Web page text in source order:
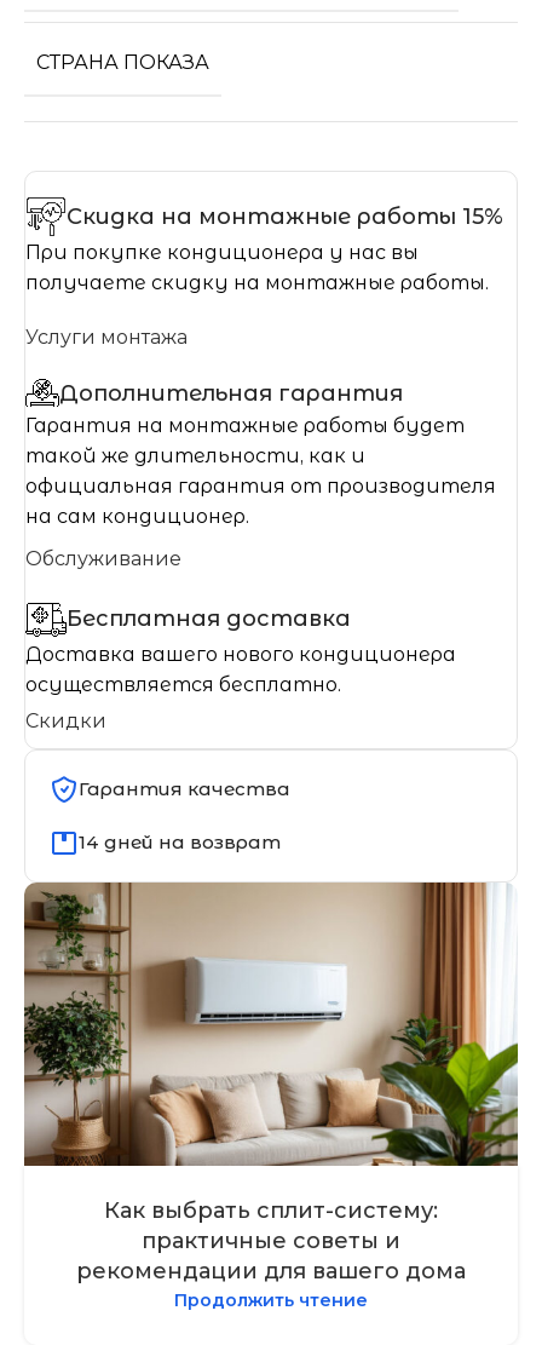
СТРАНА ПОКАЗА
Скидка на монтажные работы 15%
При покупке кондиционера у нас вы
получаете скидку на монтажные работы.
Услуги монтажа
Дополнительная гарантия
Гарантия на монтажные работы будет
такой же длительности, как и
официальная гарантия от производителя
на сам кондиционер.
Обслуживание
Бесплатная доставка
Доставка вашего нового кондиционера
осуществляется бесплатно.
Скидки
Гарантия качества
14 дней на возврат
Как выбрать сплит-систему:
практичные советы и
рекомендации для вашего дома
Продолжить чтение